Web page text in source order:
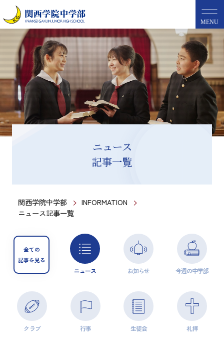
MENU
ニュース
記事一覧
関西学院中学部
INFORMATION
ニュース記事一覧
全ての
記事を見る
ニュース お知らせ 今週の中学部
クラブ 行事 生徒会 礼拝